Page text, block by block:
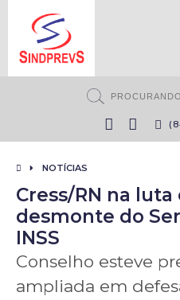
NOTÍCIAS
Cress/RN na luta
desmonte do
INSS
Conselho esteve
ampliada em